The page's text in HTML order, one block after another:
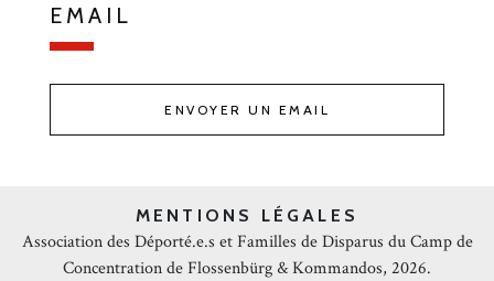
EMAIL
ENVOYER UN EMAIL
MENTIONS LÉGALES
Association des Déporté.e.s et Familles de Disparus du Camp de
Concentration de Flossenbürg & Kommandos, 2026.